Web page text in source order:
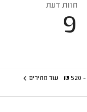
חוות דעת
9
₪ עוד מחירים